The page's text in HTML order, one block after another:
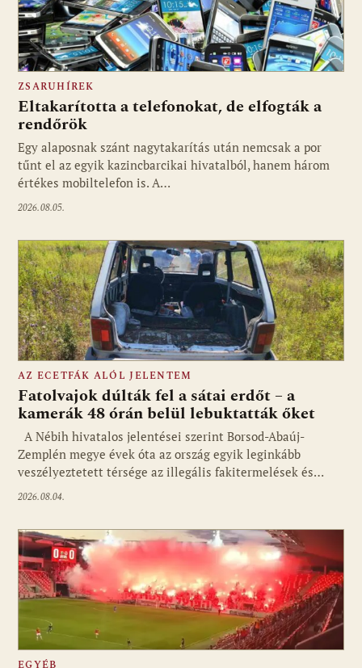
ZSARUHÍREK
Eltakarította a telefonokat, de elfogták a
rendőrök
Egy alaposnak szánt nagytakarítás után nemcsak a por
tűnt el az egyik kazincbarcikai hivatalból, hanem három
értékes mobiltelefon is. A…
2026.08.05.
AZ ECETFÁK ALÓL JELENTEM
Fatolvajok dúlták fel a sátai erdőt – a
kamerák 48 órán belül lebuktatták őket
A Nébih hivatalos jelentései szerint Borsod-Abaúj-
Zemplén megye évek óta az ország egyik leginkább
veszélyeztetett térsége az illegális fakitermelések és…
2026.08.04.